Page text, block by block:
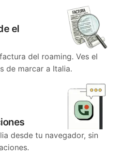
el
del roaming. Ves el
de marcar a Italia.
desde tu navegador, sin